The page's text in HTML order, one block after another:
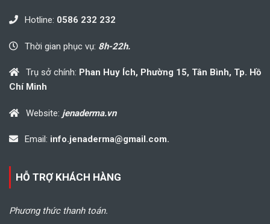
Hotline: 0586 232 232
Thời gian phục vụ: 8h-22h.
Trụ sở chính: Phan Huy Ích, Phường 15, Tân Bình, Tp. Hồ
Chí Minh
Website: jenaderma.vn
Email: info.jenaderma@gmail.com.
HỖ TRỢ KHÁCH HÀNG
Phương thức thanh toán.